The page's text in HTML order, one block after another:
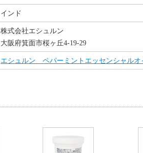
インド
株式会社エシュルン
大阪府箕面市桜ヶ丘4-19-29
エシュルン ペパーミントエッセンシャル